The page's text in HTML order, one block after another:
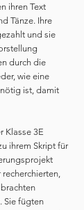
ihren Text
Tänze. Ihre
und sie
durch die
wie eine
ist, damit
Klasse 3E
ihrem Skript für
Sie fügten